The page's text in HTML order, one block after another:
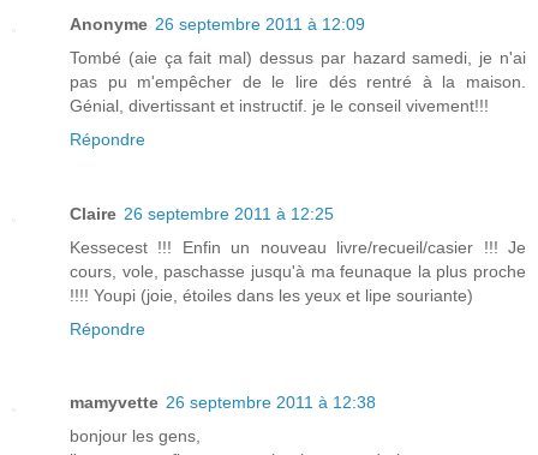
Anonyme 26 septembre 2011 à 12:09
Tombé (aie ça fait mal) dessus par hazard samedi, je n'ai
pas pu m'empêcher de le lire dés rentré à la maison.
Génial, divertissant et instructif. je le conseil vivement!!!
Répondre
Claire 26 septembre 2011 à 12:25
Kessecest !!! Enfin un nouveau livre/recueil/casier !!! Je
cours, vole, paschasse jusqu'à ma feunaque la plus proche
!!!! Youpi (joie, étoiles dans les yeux et lipe souriante)
Répondre
mamyvette 26 septembre 2011 à 12:38
bonjour les gens,